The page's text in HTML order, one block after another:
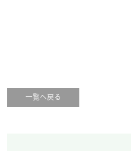
一覧へ戻る